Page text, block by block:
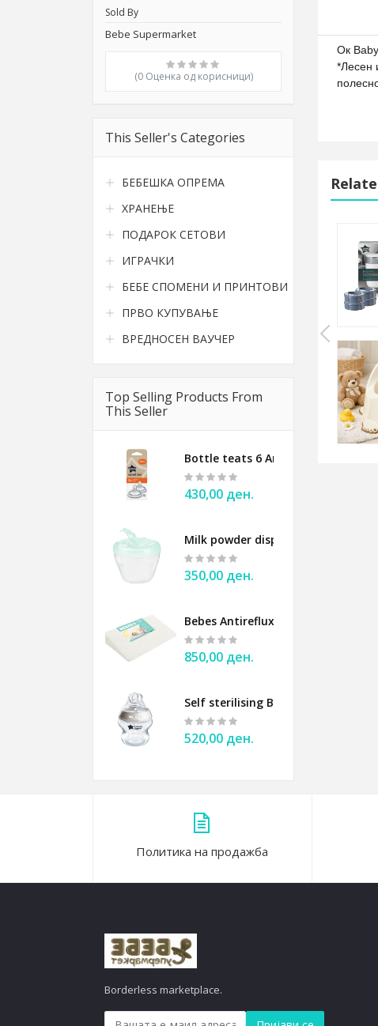
Sold By
Bebe Supermarket
(0 Oценка од корисници)
This Seller's Categories
БЕБЕШКА ОПРЕМА
ХРАНЕЊЕ
ПОДАРОК СЕТОВИ
ИГРАЧКИ
БЕБЕ СПОМЕНИ И ПРИНТОВИ
ПРВО КУПУВАЊЕ
ВРЕДНОСЕН ВАУЧЕР
Top Selling Products From
This Seller
Bottle teats 6 Anticolic Tommee
430,00 ден.
Milk powder dispenser BABYONO
350,00 ден.
Bebes Antireflux Pillow for baby
850,00 ден.
Self sterilising Bottle 150ml
520,00 ден.
Ок
*Лесен
Tega Baby - mint little bunnies Bath Tube 102cm with STAND - Tega Baby
2.820,00 ден.
Foldable bath with stand Blue - Tega Baby
3.080,00 ден.
Политика на продажба
Borderless marketplace.